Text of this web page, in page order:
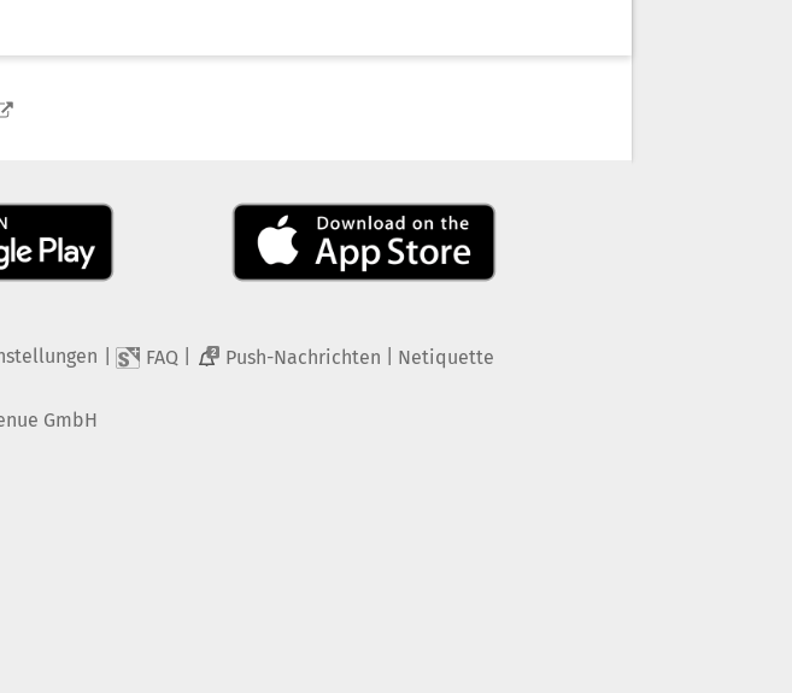
FAQ 2 Push-Nachrichten Netiquette
GmbH